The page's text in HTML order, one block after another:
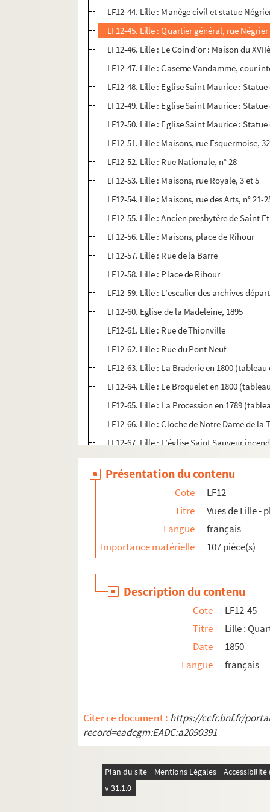
LF12-44. Lille : Manège civil et statue
LF12-45. Lille : Quartier général, rue Négrier
LF12-46. Lille : Le Coin d’or : Maison du
LF12-47. Lille : Caserne Vandamme, cour
LF12-48. Lille : Eglise Saint Maurice :
LF12-49. Lille : Eglise Saint Maurice :
LF12-50. Lille : Eglise Saint Maurice :
LF12-51. Lille : Maisons, rue Esquermoise,
LF12-52. Lille : Rue Nationale, n° 28
LF12-53. Lille : Maisons, rue Royale, 3 et 5
LF12-54. Lille : Maisons, rue des Arts, n° 21-
LF12-55. Lille : Ancien presbytère de Saint
LF12-56. Lille : Maisons, place de Rihour
LF12-57. Lille : Rue de la Barre
LF12-58. Lille : Place de Rihour
LF12-59. Lille : L’escalier des archives
LF12-60. Eglise de la Madeleine, 1895
LF12-61. Lille : Rue de Thionville
LF12-62. Lille : Rue du Pont Neuf
LF12-63. Lille : La Braderie en 1800
LF12-64. Lille : Le Broquelet en 1800
LF12-65. Lille : La Procession en 1789
LF12-66. Lille : Cloche de Notre Dame de la
LF12-67. Lille : L’église Saint Sauveur
LF12-68. Lille : Chevet de l’église Saint
LF12-69. Lille : La tour Sainte Catherine
LF12-70. Lille : Eglise Saint Sauveur,
LF12-71. Lille : Intérieur de l’église Saint
LF12-72. Lille : Eglise Saint Maurice en
LF12-73. Lille : Eglise Saint Maurice
LF12-75. Façade de l’ancienne halle
LF12-76. Marché aux poissons
LF12-77. Lille : La Bourse : Concours
LF12-78. Intérieur de la Bourse
LF12-79. Lille : La Bourse : Cour intérieure
LF12-81. Lille : La Grande Place : Marché
LF12-82. Lille : La Grande Place
LF12-83. Lille : La Grande Place en 1854 :
LF12-84. La Grande Place, 1792
LF12-85. Lille : Les magistrats défilant sur
LF12-86. L’ancienne église St Etienne
Présentation du contenu
Cote
LF12
Titre
Vues de Lille -
Langue
français
Importance matérielle
107 pièce(s)
Description du contenu
Cote
LF12-45
Titre
Lille :
Date
1850
Langue
français
Citer ce document : https://ccfr.bnf.fr/
record=eadcgm:EADC:a2090391
Plan du site Mentions Légales
v 31.1.0